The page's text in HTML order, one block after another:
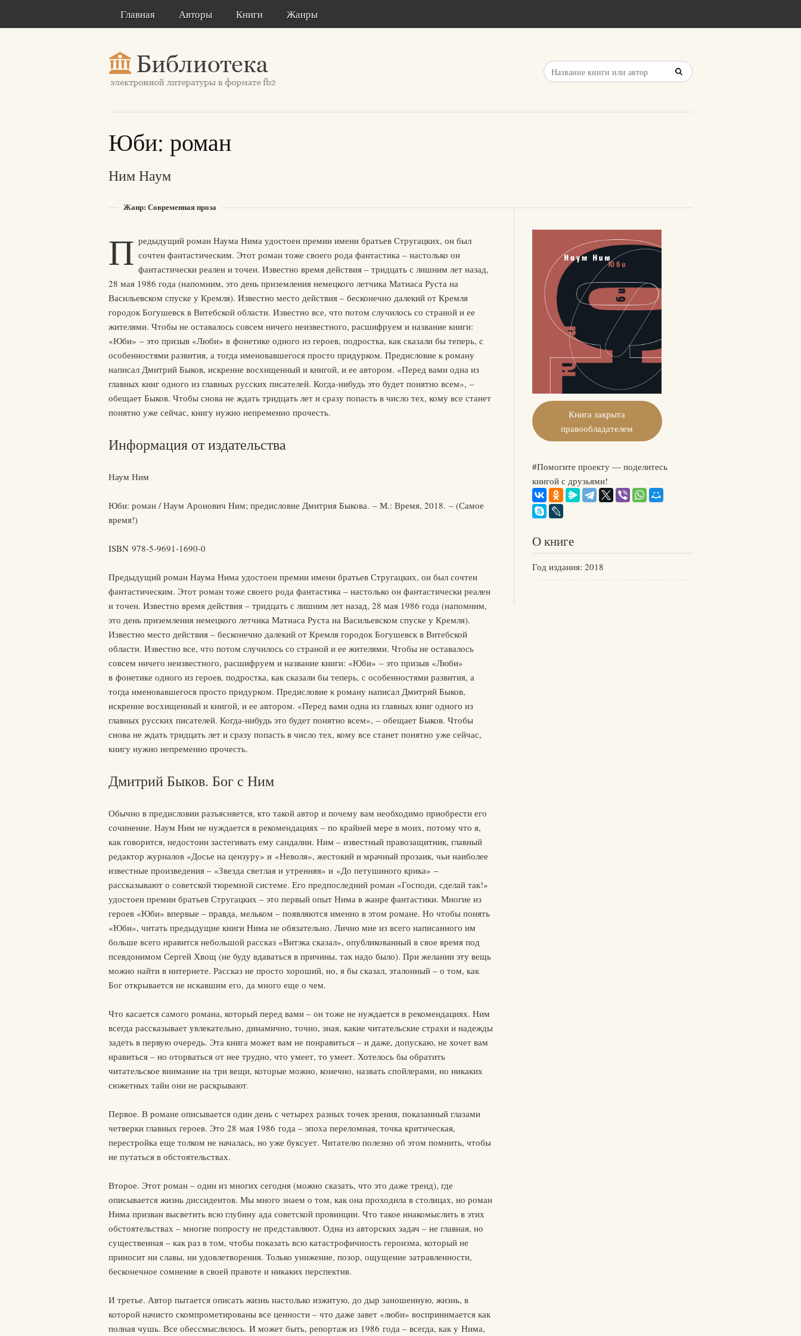
Главная Авторы Книги Жанры
Юби: роман
Ним Наум
Жанр: Современная проза
П редыдущий роман Наума Нима удостоен премии имени братьев Стругацких, он был
сочтен фантастическим. Этот роман тоже своего рода фантастика – настолько он
фантастически реален и точен. Известно время действия – тридцать с лишним лет назад,
28 мая 1986 года (напомним, это день приземления немецкого летчика Матиаса Руста на
Васильевском спуске у Кремля). Известно место действия – бесконечно далекий от Кремля
городок Богушевск в Витебской области. Известно все, что потом случилось со страной и ее
жителями. Чтобы не оставалось совсем ничего неизвестного, расшифруем и название книги:
«Юби» – это призыв «Люби» в фонетике одного из героев, подростка, как сказали бы теперь, с
особенностями развития, а тогда именовавшегося просто придурком. Предисловие к роману
написал Дмитрий Быков, искренне восхищенный и книгой, и ее автором. «Перед вами одна из
главных книг одного из главных русских писателей. Когда-нибудь это будет понятно всем», –
обещает Быков. Чтобы снова не ждать тридцать лет и сразу попасть в число тех, кому все станет
понятно уже сейчас, книгу нужно непременно прочесть.
Информация от издательства
Наум Ним
Юби: роман / Наум Аронович Ним; предисловие Дмитрия Быкова. – М.: Время, 2018. – (Самое
время!)
ISBN 978-5-9691-1690-0
Предыдущий роман Наума Нима удостоен премии имени братьев Стругацких, он был сочтен
фантастическим. Этот роман тоже своего рода фантастика – настолько он фантастически реален
и точен. Известно время действия – тридцать с лишним лет назад, 28 мая 1986 года (напомним,
это день приземления немецкого летчика Матиаса Руста на Васильевском спуске у Кремля).
Известно место действия – бесконечно далекий от Кремля городок Богушевск в Витебской
области. Известно все, что потом случилось со страной и ее жителями. Чтобы не оставалось
совсем ничего неизвестного, расшифруем и название книги: «Юби» – это призыв «Люби»
в фонетике одного из героев, подростка, как сказали бы теперь, с особенностями развития, а
тогда именовавшегося просто придурком. Предисловие к роману написал Дмитрий Быков,
искренне восхищенный и книгой, и ее автором. «Перед вами одна из главных книг одного из
главных русских писателей. Когда-нибудь это будет понятно всем», – обещает Быков. Чтобы
снова не ждать тридцать лет и сразу попасть в число тех, кому все станет понятно уже сейчас,
книгу нужно непременно прочесть.
Дмитрий Быков. Бог с Ним
Обычно в предисловии разъясняется, кто такой автор и почему вам необходимо приобрести его
сочинение. Наум Ним не нуждается в рекомендациях – по крайней мере в моих, потому что я,
как говорится, недостоин застегивать ему сандалии. Ним – известный правозащитник, главный
редактор журналов «Досье на цензуру» и «Неволя», жестокий и мрачный прозаик, чьи наиболее
известные произведения – «Звезда светлая и утренняя» и «До петушиного крика» –
рассказывают о советской тюремной системе. Его предпоследний роман «Господи, сделай так!»
удостоен премии братьев Стругацких – это первый опыт Нима в жанре фантастики. Многие из
героев «Юби» впервые – правда, мельком – появляются именно в этом романе. Но чтобы понять
«Юби», читать предыдущие книги Нима не обязательно. Лично мне из всего написанного им
больше всего нравится небольшой рассказ «Витэка сказал», опубликованный в свое время под
псевдонимом Сергей Хвощ (не буду вдаваться в причины, так надо было). При желании эту вещь
можно найти в интернете. Рассказ не просто хороший, но, я бы сказал, эталонный – о том, как
Бог открывается не искавшим его, да много еще о чем.
Что касается самого романа, который перед вами – он тоже не нуждается в рекомендациях. Ним
всегда рассказывает увлекательно, динамично, точно, зная, какие читательские страхи и надежды
задеть в первую очередь. Эта книга может вам не понравиться – и даже, допускаю, не хочет вам
нравиться – но оторваться от нее трудно, что умеет, то умеет. Хотелось бы обратить
читательское внимание на три вещи, которые можно, конечно, назвать спойлерами, но никаких
сюжетных тайн они не раскрывают.
Первое. В романе описывается один день с четырех разных точек зрения, показанный глазами
четверки главных героев. Это 28 мая 1986 года – эпоха переломная, точка критическая,
перестройка еще толком не началась, но уже буксует. Читателю полезно об этом помнить, чтобы
не путаться в обстоятельствах.
Второе. Этот роман – один из многих сегодня (можно сказать, что это даже тренд), где
описывается жизнь диссидентов. Мы много знаем о том, как она проходила в столицах, но роман
Нима призван высветить всю глубину ада советской провинции. Что такое инакомыслить в этих
обстоятельствах – многие попросту не представляют. Одна из авторских задач – не главная, но
существенная – как раз в том, чтобы показать всю катастрофичность героизма, который не
приносит ни славы, ни удовлетворения. Только унижение, позор, ощущение затравленности,
бесконечное сомнение в своей правоте и никаких перспектив.
И третье. Автор пытается описать жизнь настолько изжитую, до дыр заношенную, жизнь, в
которой начисто скомпрометированы все ценности – что даже завет «люби» воспринимается как
полная чушь. Все обессмыслилось. И может быть, репортаж из 1986 года – всегда, как у Нима,
Книга закрыта
правообладателем
#Помогите проекту — поделитесь
книгой с друзьями!
О книге
Год издания: 2018